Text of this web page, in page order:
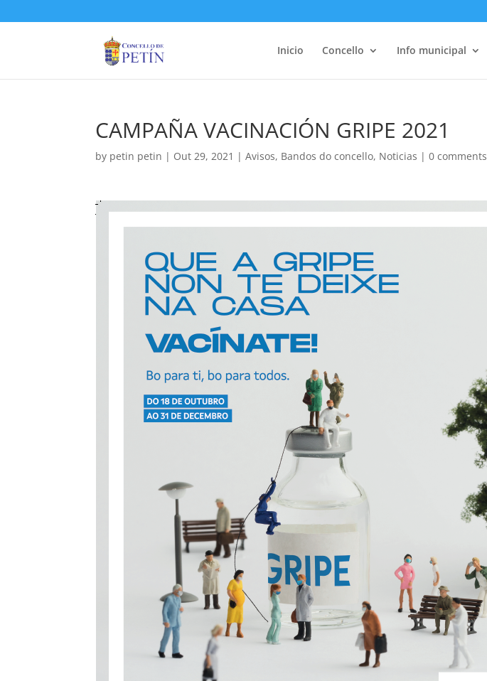
Inicio Concello Info municipal
CAMPAÑA VACINACIÓN GRIPE 2021
by petin petin | Out 29, 2021 |Avisos, Bandos do concello, Noticias |0 comments